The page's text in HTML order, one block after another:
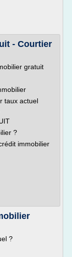
- Courtier
gratuit
taux actuel
?
immobilier
?